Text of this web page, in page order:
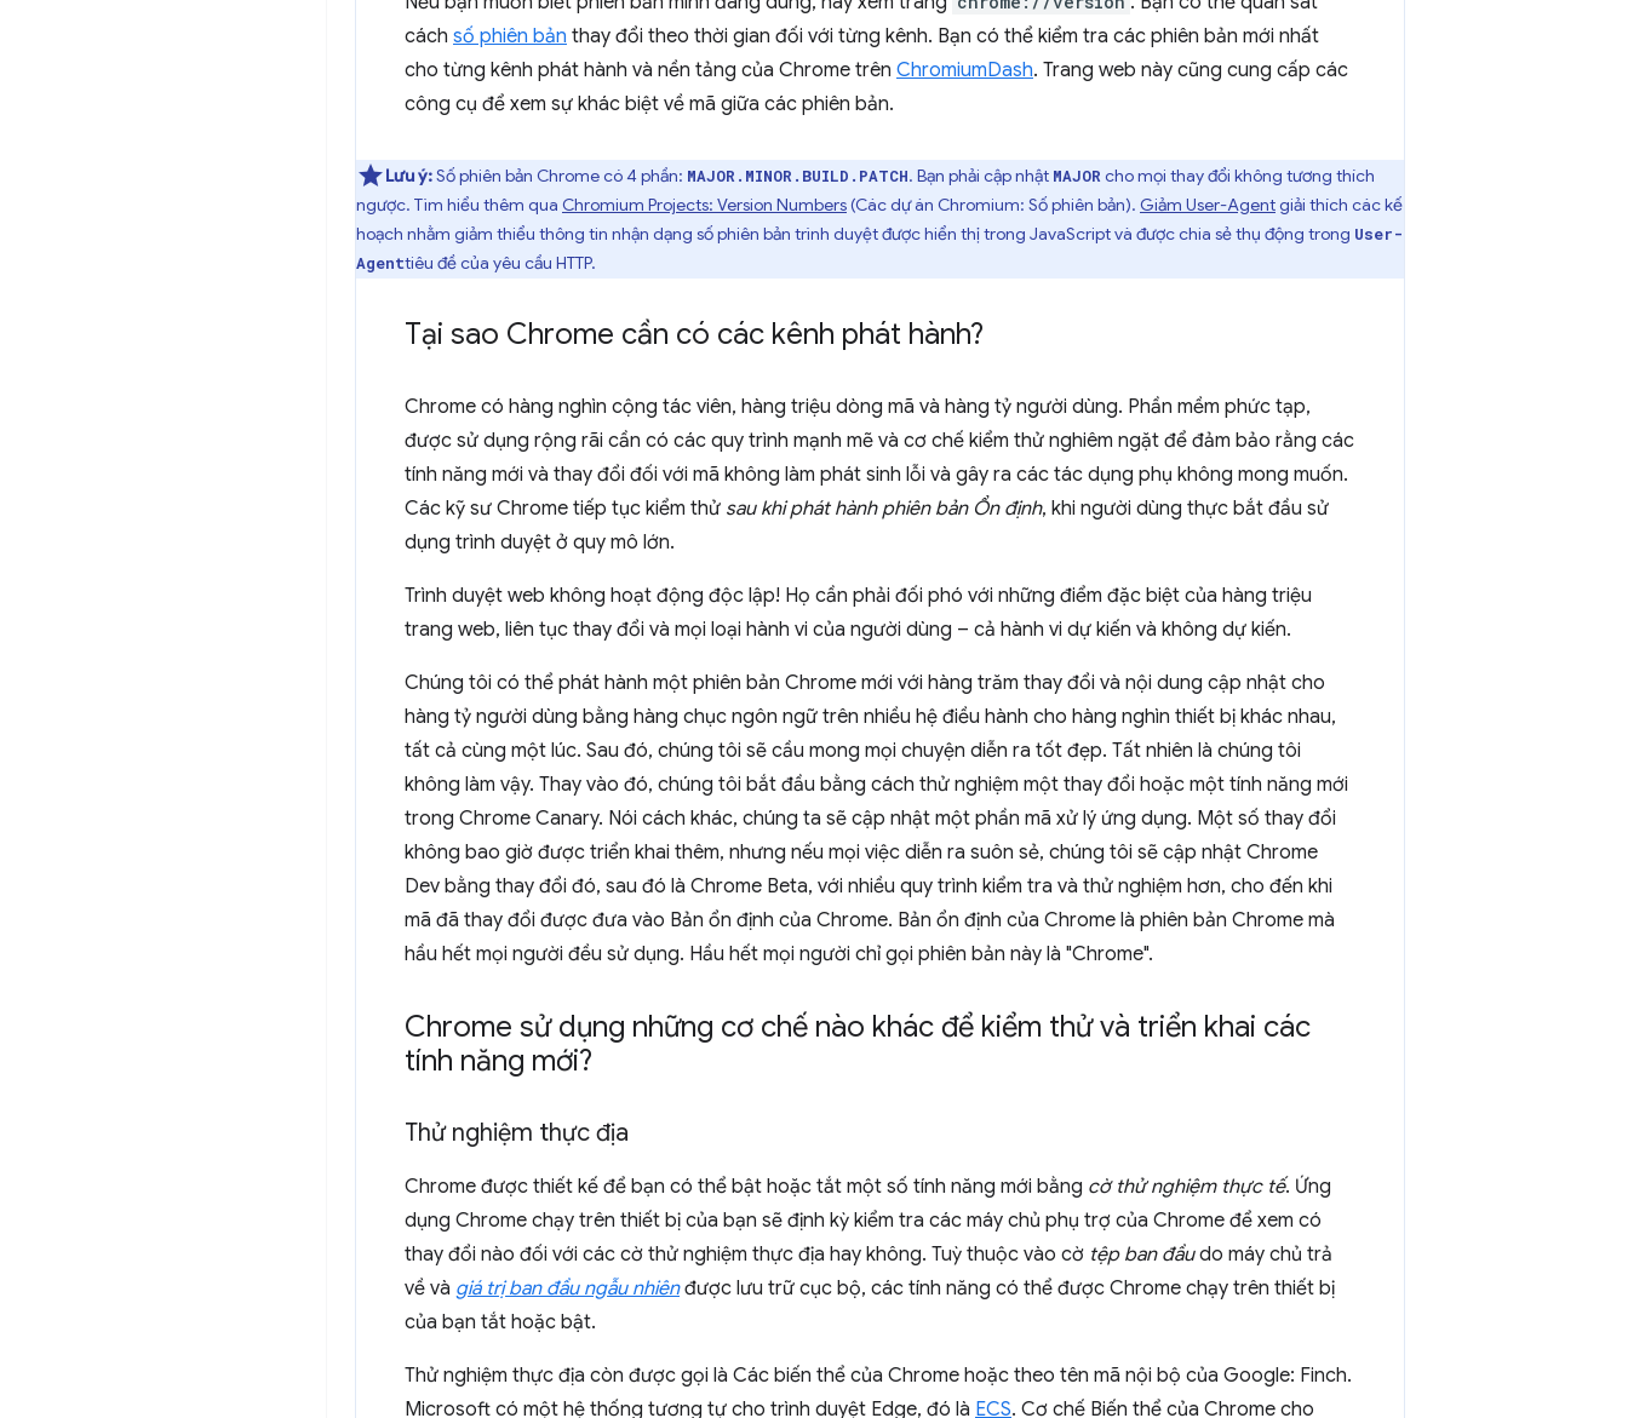
cách số phiên bản thay đổi theo thời gian đối với từng kênh. Bạn có thể kiểm tra các phiên bản mới nhất
cho từng kênh phát hành và nền tảng của Chrome trên ChromiumDash. Trang web này cũng cung cấp các
công cụ để xem sự khác biệt về mã giữa các phiên bản.
Lưu ý:Số phiên bản Chrome có 4 phần: MAJOR.MINOR.BUILD.PATCH. Bạn phải cập nhật MAJOR cho mọi thay đổi không tương thích
ngược. Tìm hiểu thêm qua Chromium Projects: Version Numbers(Các dự án Chromium: Số phiên bản). Giảm User-Agentgiải thích các kế
hoạch nhằm giảm thiểu thông tin nhận dạng số phiên bản trình duyệt được hiển thị trong JavaScript và được chia sẻ thụ động trong User-
Agenttiêu đề của yêu cầu HTTP.
Tại sao Chrome cần có các kênh phát hành?
Chrome có hàng nghìn cộng tác viên, hàng triệu dòng mã và hàng tỷ người dùng. Phần mềm phức tạp,
được sử dụng rộng rãi cần có các quy trình mạnh mẽ và cơ chế kiểm thử nghiêm ngặt để đảm bảo rằng các
tính năng mới và thay đổi đối với mã không làm phát sinh lỗi và gây ra các tác dụng phụ không mong muốn.
Các kỹ sư Chrome tiếp tục kiểm thử sau khi phát hành phiên bản Ổn định, khi người dùng thực bắt đầu sử
dụng trình duyệt ở quy mô lớn.
Trình duyệt web không hoạt động độc lập! Họ cần phải đối phó với những điểm đặc biệt của hàng triệu
trang web, liên tục thay đổi và mọi loại hành vi của người dùng – cả hành vi dự kiến và không dự kiến.
Chúng tôi có thể phát hành một phiên bản Chrome mới với hàng trăm thay đổi và nội dung cập nhật cho
hàng tỷ người dùng bằng hàng chục ngôn ngữ trên nhiều hệ điều hành cho hàng nghìn thiết bị khác nhau,
tất cả cùng một lúc. Sau đó, chúng tôi sẽ cầu mong mọi chuyện diễn ra tốt đẹp. Tất nhiên là chúng tôi
không làm vậy. Thay vào đó, chúng tôi bắt đầu bằng cách thử nghiệm một thay đổi hoặc một tính năng mới
trong Chrome Canary. Nói cách khác, chúng ta sẽ cập nhật một phần mã xử lý ứng dụng. Một số thay đổi
không bao giờ được triển khai thêm, nhưng nếu mọi việc diễn ra suôn sẻ, chúng tôi sẽ cập nhật Chrome
Dev bằng thay đổi đó, sau đó là Chrome Beta, với nhiều quy trình kiểm tra và thử nghiệm hơn, cho đến khi
mã đã thay đổi được đưa vào Bản ổn định của Chrome. Bản ổn định của Chrome là phiên bản Chrome mà
hầu hết mọi người đều sử dụng. Hầu hết mọi người chỉ gọi phiên bản này là "Chrome".
Chrome sử dụng những cơ chế nào khác để kiểm thử và triển khai các
tính năng mới?
Thử nghiệm thực địa
Chrome được thiết kế để bạn có thể bật hoặc tắt một số tính năng mới bằng cờ thử nghiệm thực tế. Ứng
dụng Chrome chạy trên thiết bị của bạn sẽ định kỳ kiểm tra các máy chủ phụ trợ của Chrome để xem có
thay đổi nào đối với các cờ thử nghiệm thực địa hay không. Tuỳ thuộc vào cờ tệp ban đầudo máy chủ trả
về và giá trị ban đầu ngẫu nhiênđược lưu trữ cục bộ, các tính năng có thể được Chrome chạy trên thiết bị
của bạn tắt hoặc bật.
Thử nghiệm thực địa còn được gọi là Các biến thể của Chrome hoặc theo tên mã nội bộ của Google: Finch.
Microsoft có một hệ thống tương tự cho trình duyệt Edge, đó là ECS. Cơ chế Biến thể của Chrome cho